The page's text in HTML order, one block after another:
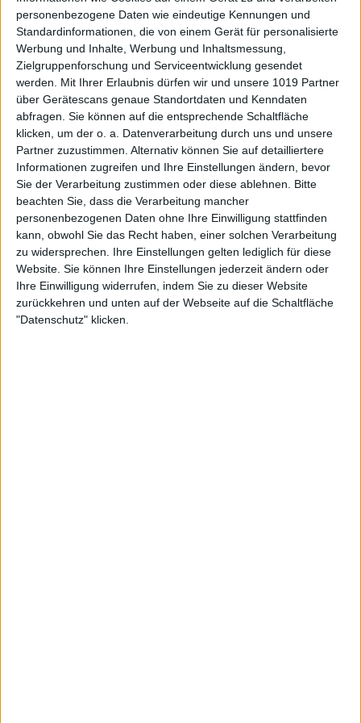
personenbezogene Daten wie eindeutige Kennungen und
Standardinformationen, die von einem Gerät für personalisierte
Werbung und Inhalte, Werbung und Inhaltsmessung,
Zielgruppenforschung und Serviceentwicklung gesendet
werden.
Mit Ihrer Erlaubnis dürfen wir und unsere 1019 Partner
über Gerätescans genaue Standortdaten und Kenndaten
abfragen. Sie können auf die entsprechende Schaltfläche
klicken, um der o. a. Datenverarbeitung durch uns und unsere
Partner zuzustimmen. Alternativ können Sie auf detailliertere
Informationen zugreifen und Ihre Einstellungen ändern, bevor
Sie der Verarbeitung zustimmen oder diese ablehnen.
Bitte
beachten Sie, dass die Verarbeitung mancher
personenbezogenen Daten ohne Ihre Einwilligung stattfinden
kann, obwohl Sie das Recht haben, einer solchen Verarbeitung
zu widersprechen. Ihre Einstellungen gelten lediglich für diese
Website. Sie können Ihre Einstellungen jederzeit ändern oder
Ihre Einwilligung widerrufen, indem Sie zu dieser Website
zurückkehren und unten auf der Webseite auf die Schaltfläche
"Datenschutz" klicken.